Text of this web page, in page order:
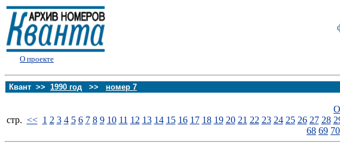
О проекте
Квант >> 1990 год >> номер 7
стp. << 1 2 3 4 5 6 7 8 9 10 11 12 13 14 15 16 17 18 19 20 21 22 23 24 25 26 27 28
68 69 70